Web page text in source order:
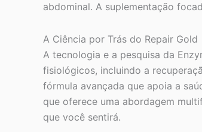
abdominal. A suplementação
A Ciência por Trás do Repair Gold
A tecnologia e a pesquisa da
fisiológicos, incluindo a
fórmula avançada que apoia a
que oferece uma abordagem
que você sentirá.